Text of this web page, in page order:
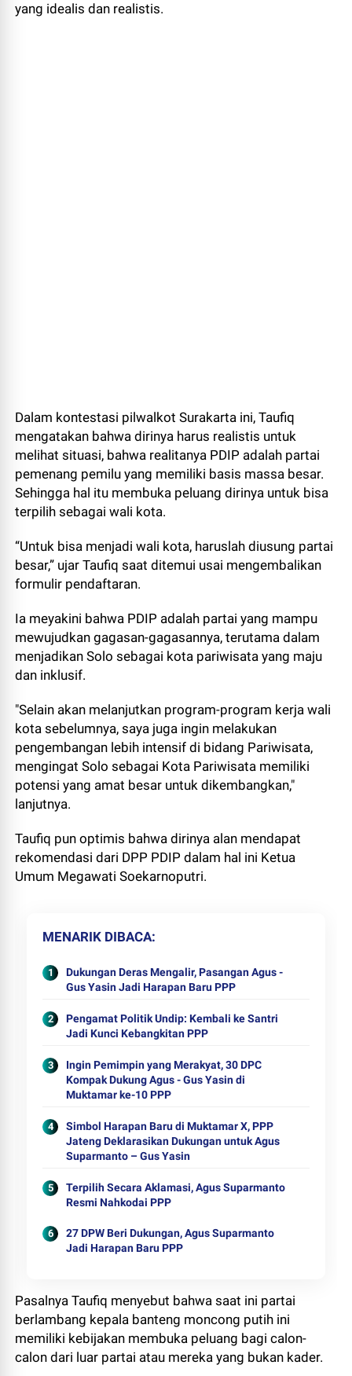
yang idealis dan realistis.
Dalam kontestasi pilwalkot Surakarta ini, Taufiq
mengatakan bahwa dirinya harus realistis untuk
melihat situasi, bahwa realitanya PDIP adalah partai
pemenang pemilu yang memiliki basis massa besar.
Sehingga hal itu membuka peluang dirinya untuk bisa
terpilih sebagai wali kota.
“Untuk bisa menjadi wali kota, haruslah diusung partai
besar,” ujar Taufiq saat ditemui usai mengembalikan
formulir pendaftaran.
Ia meyakini bahwa PDIP adalah partai yang mampu
mewujudkan gagasan-gagasannya, terutama dalam
menjadikan Solo sebagai kota pariwisata yang maju
dan inklusif.
"Selain akan melanjutkan program-program kerja wali
kota sebelumnya, saya juga ingin melakukan
pengembangan lebih intensif di bidang Pariwisata,
mengingat Solo sebagai Kota Pariwisata memiliki
potensi yang amat besar untuk dikembangkan,"
lanjutnya.
Taufiq pun optimis bahwa dirinya alan mendapat
rekomendasi dari DPP PDIP dalam hal ini Ketua
Umum Megawati Soekarnoputri.
MENARIK DIBACA
Dukungan Deras Mengalir, Pasangan Agus -
Gus Yasin Jadi Harapan Baru PPP
Pengamat Politik Undip: Kembali ke Santri
Jadi Kunci Kebangkitan PPP
Ingin Pemimpin yang Merakyat, 30 DPC
Kompak Dukung Agus - Gus Yasin di
Muktamar ke-10 PPP
Simbol Harapan Baru di Muktamar X, PPP
Jateng Deklarasikan Dukungan untuk Agus
Suparmanto – Gus Yasin
Terpilih Secara Aklamasi, Agus Suparmanto
Resmi Nahkodai PPP
27 DPW Beri Dukungan, Agus Suparmanto
Jadi Harapan Baru PPP
Pasalnya Taufiq menyebut bahwa saat ini partai
berlambang kepala banteng moncong putih ini
memiliki kebijakan membuka peluang bagi calon-
calon dari luar partai atau mereka yang bukan kader.